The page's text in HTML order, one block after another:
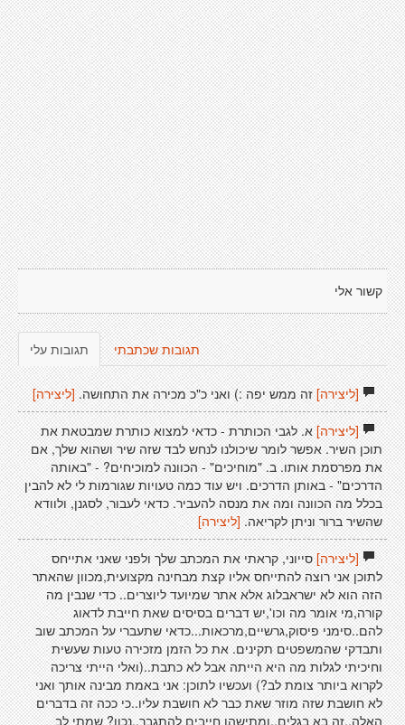
קשור אלי
תגובות עלי תגובות שכתבתי
[ליצירה]זה ממש יפה :) ואני כ"כ מכירה את התחושה. [ליצירה]
[ליצירה]א. לגבי הכותרת - כדאי למצוא כותרת שמבטאת את
תוכן השיר. אפשר לומר שיכולנו לנחש לבד שזה שיר ושהוא שלך, אם
את מפרסמת אותו. ב. "מוחיכים" - הכוונה למוכיחים? - "באותה
הדרכים" - באותן הדרכים. ויש עוד כמה טעויות שגורמות לי לא להבין
בכלל מה הכוונה ומה את מנסה להעביר. כדאי לעבור, לסגנן, ולוודא
שהשיר ברור וניתן לקריאה. [ליצירה]
[ליצירה]סייוני, קראתי את המכתב שלך ולפני שאני אתייחס
לתוכן אני רוצה להתייחס אליו קצת מבחינה מקצועית,מכוון שהאתר
הזה הוא לא ישראבלוג אלא אתר שמיועד ליוצרים.. כדי שנבין מה
קורה,מי אומר מה וכו',יש דברים בסיסים שאת חייבת לדאוג
להם..סימני פיסוק,גרשיים,מרכאות...כדאי שתעברי על המכתב שוב
ותבדקי שהמשפטים תקינים. את כל הזמן מזכירה טעות שעשית
וחיכיתי לגלות מה היא הייתה אבל לא כתבת..(ואלי הייתי צריכה
לקרוא ביותר צומת לב?) ועכשיו לתוכן: אני באמת מבינה אותך ואני
לא חושבת שזה מוזר שאת כבר לא חושבת עליו..כי ככה זה בדברים
האלה..זה בא בגלים..ומתישהו חייבים להתגבר..נכון? שמתי לב